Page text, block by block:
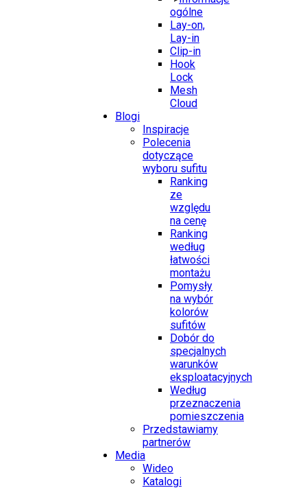
ogólne
Lay-on,
Lay-in
Clip-in
Hook
Lock
Mesh
Cloud
Blogi
Inspiracje
Polecenia
dotyczące
wyboru sufitu
Ranking
ze
względu
na cenę
Ranking
według
łatwości
montażu
Pomysły
na wybór
kolorów
sufitów
Dobór do
specjalnych
warunków
eksploatacyjnych
Według
przeznaczenia
pomieszczenia
Przedstawiamy
partnerów
Media
Wideo
Katalogi